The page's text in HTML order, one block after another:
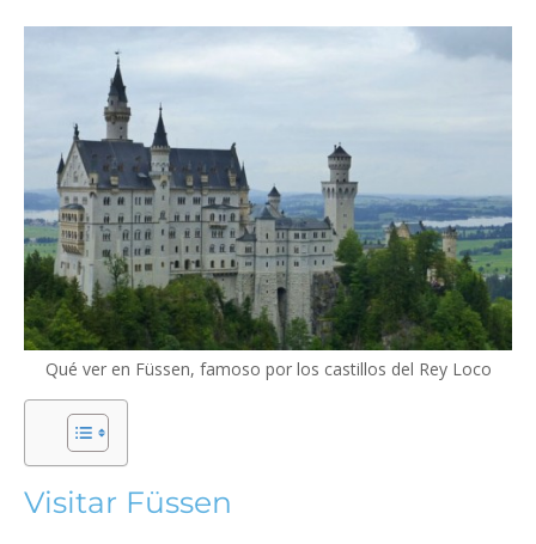
Qué ver en Füssen, famoso por los castillos del Rey Loco
Visitar Füssen